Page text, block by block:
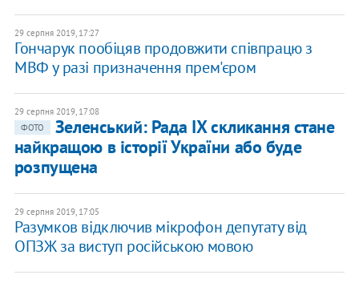
29 серпня 2019, 17:27
Гончарук пообіцяв продовжити співпрацю з
МВФ у разі призначення прем'єром
29 серпня 2019, 17:08
ФОТО
Зеленський: Рада IX скликання стане
найкращою в історії України або буде
розпущена
29 серпня 2019, 17:05
Разумков відключив мікрофон депутату від
ОПЗЖ за виступ російською мовою